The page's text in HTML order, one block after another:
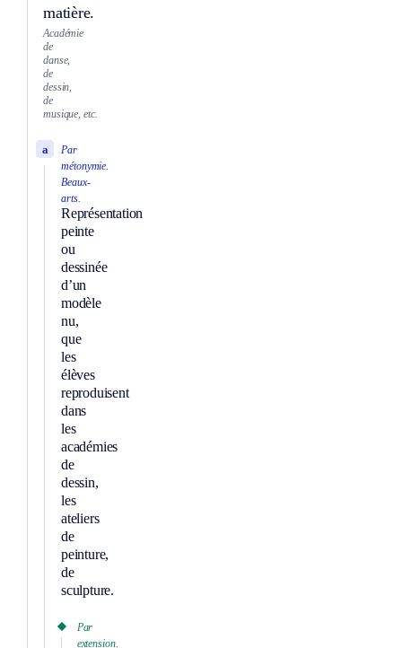
matière.
Académie
de
danse,
de
dessin,
de
musique, etc.
Par
métonymie.
Beaux-
arts.
Représentation
peinte
ou
dessinée
d’un
modèle
nu,
que
les
élèves
reproduisent
dans
les
académies
de
dessin,
les
ateliers
de
peinture,
de
sculpture.
a
Par
extension.